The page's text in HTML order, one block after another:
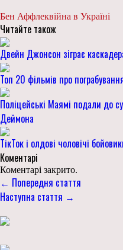
Бен Аффлеквійна в Україні
Читайте також
Двейн Джонсон зіграє
Топ 20 фільмів про
Поліцейські Маямі подали до
Деймона
ТікТок і олдові чоловічі
Коментарі
Коментарі закрито.
← Попередня стаття
Наступна стаття →